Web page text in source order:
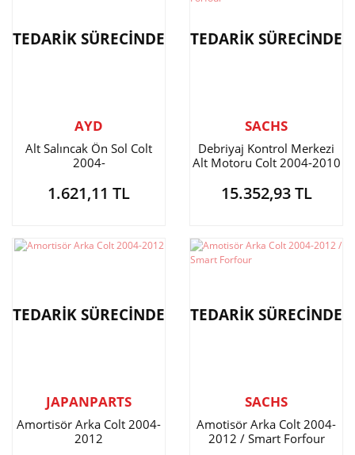
TEDARİK SÜRECİNDE
AYD
Alt Salıncak Ön Sol Colt
2004-
1.621,11 TL
TEDARİK SÜRECİNDE
SACHS
Debriyaj Kontrol Merkezi
Alt Motoru Colt 2004-2010
15.352,93 TL
TEDARİK SÜRECİNDE
JAPANPARTS
Amortisör Arka Colt 2004-
2012
TEDARİK SÜRECİNDE
SACHS
Amotisör Arka Colt 2004-
2012 / Smart Forfour